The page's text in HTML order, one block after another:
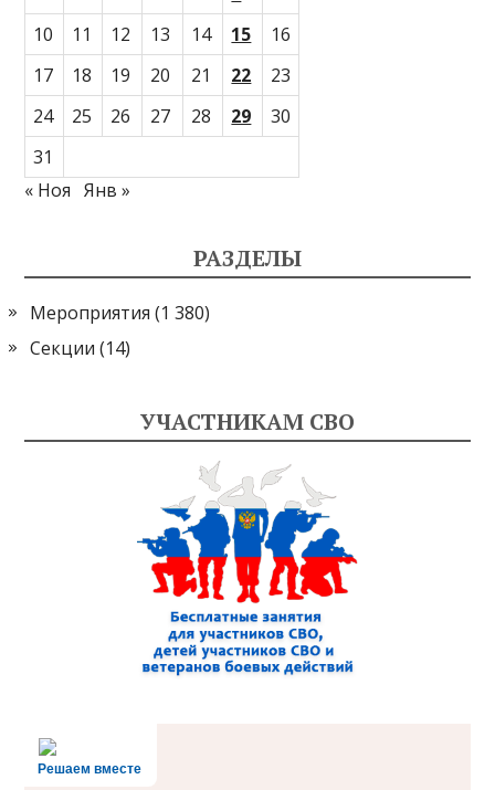
10
11 12 13 14 15
16
17
18 19 20 21 22
23
24
25 26 27 28 29
30
31
« Ноя
Янв »
РАЗДЕЛЫ
Мероприятия (1 380)
Секции (14)
УЧАСТНИКАМ СВО
Решаем вместе